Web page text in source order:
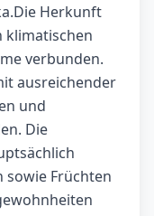
Herkunft
klimatischen
verbunden.
ausreichender
und
Die
sowie Früchten